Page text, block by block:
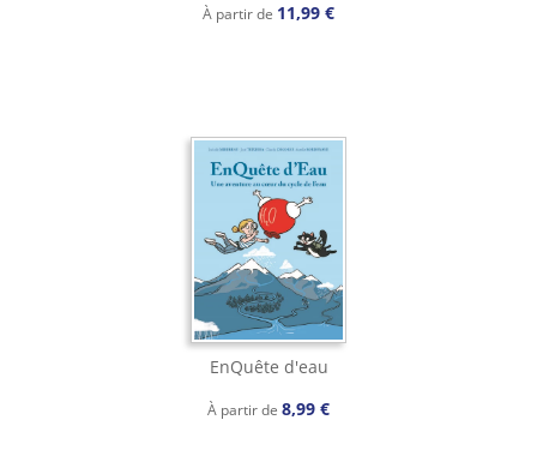
À partir de 11,99 €
EnQuête d'eau
À partir de 8,99 €